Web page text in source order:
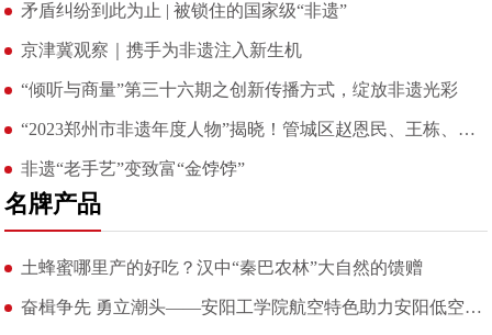
矛盾纠纷到此为止 | 被锁住的国家级“非遗”
京津冀观察｜携手为非遗注入新生机
“倾听与商量”第三十六期之创新传播方式，绽放非遗光彩
“2023郑州市非遗年度人物”揭晓！管城区赵恩民、王栋、谈书
非遗“老手艺”变致富“金饽饽”
名牌产品
土蜂蜜哪里产的好吃？汉中“秦巴农林”大自然的馈赠
奋楫争先 勇立潮头——安阳工学院航空特色助力安阳低空经济发展